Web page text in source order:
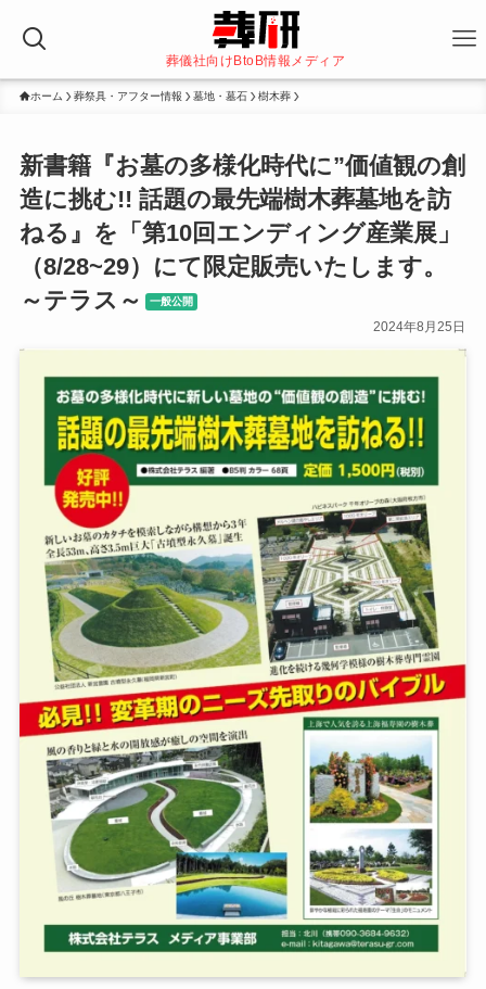
葬儀社向けBtoB情報メディア
ホーム 葬祭具・アフター情報 墓地・墓石 樹木葬
新書籍『お墓の多様化時代に”価値観の創
造に挑む!! 話題の最先端樹木葬墓地を訪
ねる』を「第10回エンディング産業展」
（8/28~29）にて限定販売いたします。
～テラス～
一般公開
2024年8月25日